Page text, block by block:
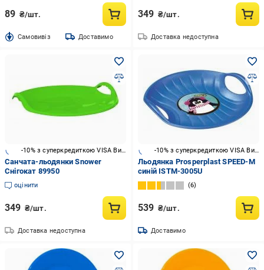
89 ₴/шт.
Cамовивіз Доставимо
349 ₴/шт.
Доставка недоступна
-10% з суперкредиткою VISA Вигода
Санчата-льодянки Snower
Снігокат 89950
оцінити
349 ₴/шт.
Доставка недоступна
-10% з суперкредиткою VISA Вигода
Льодянка Prosperplast SPEED-M
синій ISTM-3005U
6
539 ₴/шт.
Доставимо